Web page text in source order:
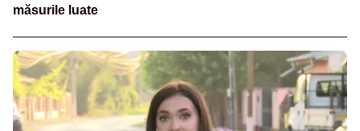
măsurile luate